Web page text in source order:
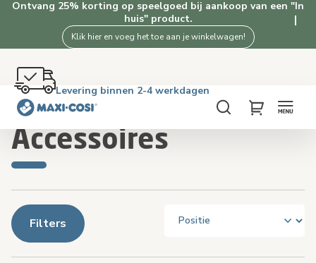
Ontvang 25% korting op speelgoed bij aankoop van een "In
huis" product.
Klik hier en voeg het toe aan je winkelwagen!
Gratis verzending vanaf €50. Shop nu!
4.5★ van 2.5K+ tevreden klanten
Levering binnen 2-4 werkdagen
Gratis retourneren binnen 100 dagen
ZoekenMy Cart
Home Kinderwagens
Accessoires
Filters